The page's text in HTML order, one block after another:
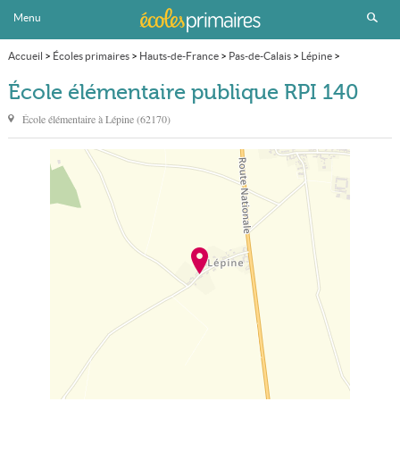
Menu
Accueil > Écoles primaires> Hauts-de-France> Pas-de-Calais> Lépine>
École élémentaire publique RPI 140
École élémentaire publique RPI 140
École élémentaire àLépine(62170)